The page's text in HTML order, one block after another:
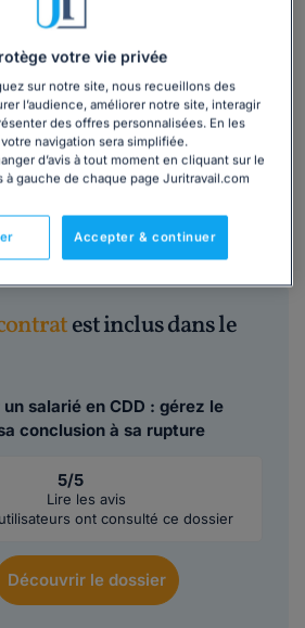
unavenant au contrat de travail
effet, il n’est pas obligatoire de
dès lors que le CDD est
mêmes conditions que le contrat
entre les 2 contrats.
un modèle d'avenant prêt à l'emploi
clic !
est inclus dans le
salarié en CDD : gérez le
conclusion à sa rupture
5/5
Lire les avis
utilisateurs ont consulté ce dossier
Découvrirle dossier
votre vie privée
sur notre site, nous recueillons des
l’audience, améliorer notre site, interagir
des offres personnalisées. En les
navigation sera simplifiée.
d’avis à tout moment en cliquant sur le
à gauche de chaque page Juritravail.com
Accepter & continuer